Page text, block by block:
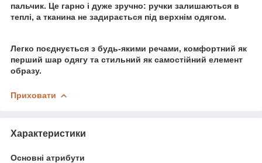
пальчик. Це гарно і дуже зручно: ручки залишаються в
теплі, а тканина не задирається під верхнім одягом.
Легко поєднується з будь-якими речами, комфортний як
перший шар одягу та стильний як самостійний елемент
образу.
Приховати
Характеристики
Основні атрибути